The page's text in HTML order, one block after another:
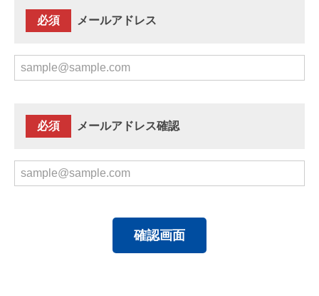
必須 メールアドレス
必須 メールアドレス確認